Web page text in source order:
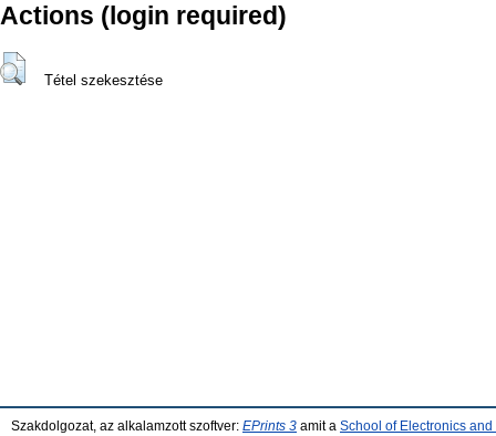
Actions (login required)
Tétel szekesztése
Szakdolgozat, az alkalamzott szoftver: EPrints 3 amit a School of Electronics